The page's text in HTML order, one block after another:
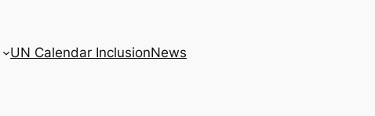
UN Calendar InclusionNews